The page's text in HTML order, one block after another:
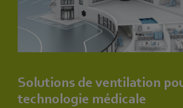
Solutions de ventilation
technologie médicale